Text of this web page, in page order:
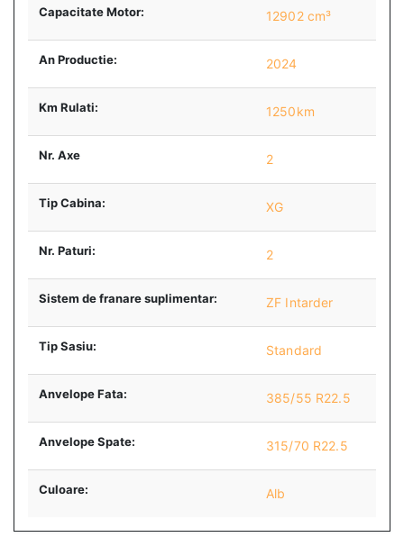
Capacitate Motor: 12902 cm³
An Productie: 2024
Km Rulati: 1250km
Nr. Axe 2
Tip Cabina: XG
Nr. Paturi: 2
Sistem de franare suplimentar: ZF Intarder
Tip Sasiu: Standard
Anvelope Fata: 385/55 R22.5
Anvelope Spate: 315/70 R22.5
Culoare: Alb